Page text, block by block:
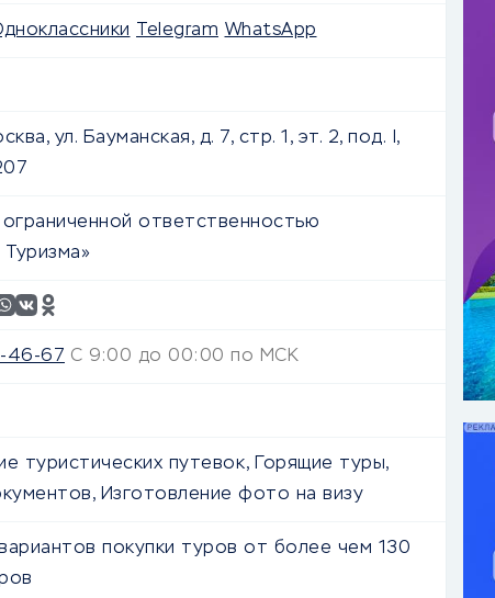
Telegram WhatsApp
ул. Бауманская, д. 7, стр. 1, эт. 2, под. I,
ответственностью
Туризма»
46-67 С 9:00 до 00:00 по МСК
туристических путевок, Горящие туры,
Изготовление фото на визу
покупки туров от более чем 130